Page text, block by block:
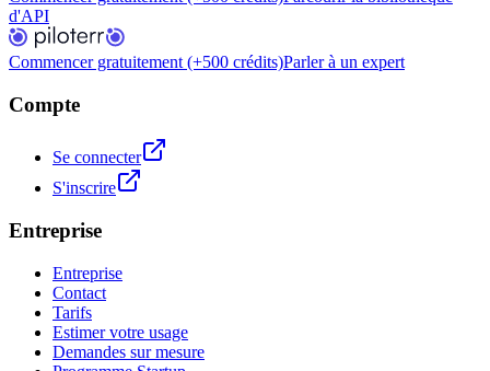
d'API
Commencer gratuitement (+500 crédits)Parler à un expert
Compte
Se connecter
S'inscrire
Entreprise
Entreprise
Contact
Tarifs
Estimer votre usage
Demandes sur mesure